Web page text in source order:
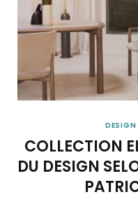
DESIGN
COLLECTION
DU DESIGN